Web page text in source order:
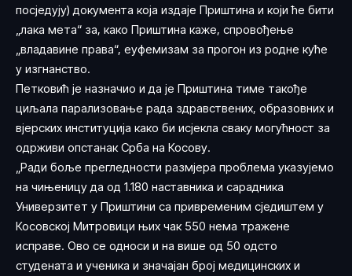
посједују) документа која издаје Приштина и који ће бити
„лака мета“ за, како Приштина каже, спровођење
„владавине права“, еуфемизам за прогон из родне куће
у изгнанство.
Петковић је назначио и да је Приштина тиме такође
циљала парализовање рада здравствених, образовних и
вјерских институција како би исјекла сваку могућност за
одрживи опстанак Срба на Косову.
„Ради боље прегледности размјера проблема указујемо
на чињеницу да од 1.180 наставника и сарадника
Универзитет у Приштини са привременим сједиштем у
Косовској Митровици њих чак 550 нема тражене
исправе. Ово се односи и на више од 50 одсто
студената и ученика и значајан број медицинских и